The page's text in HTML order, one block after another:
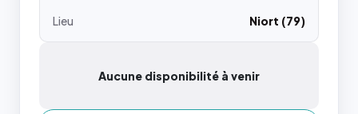
Lieu
Niort (79)
Aucune disponibilité à venir